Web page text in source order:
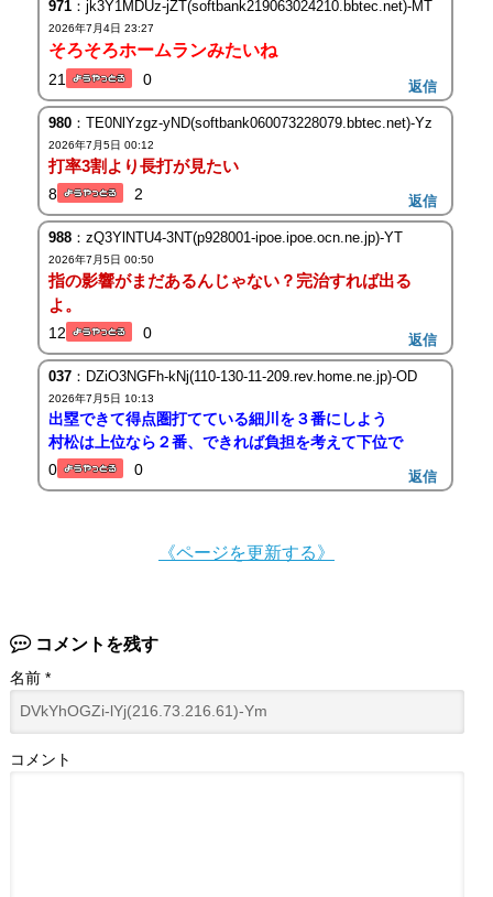
971：jk3Y1MDUz-jZT(softbank219063024210.bbtec.net)-MT
2026年7月4日 23:27
そろそろホームランみたいね
21 0 返信
980：TE0NlYzgz-yND(softbank060073228079.bbtec.net)-Yz
2026年7月5日 00:12
打率3割より長打が見たい
8 2 返信
988：zQ3YlNTU4-3NT(p928001-ipoe.ipoe.ocn.ne.jp)-YT
2026年7月5日 00:50
指の影響がまだあるんじゃない？完治すれば出る
よ。
12 0 返信
037：DZiO3NGFh-kNj(110-130-11-209.rev.home.ne.jp)-OD
2026年7月5日 10:13
出塁できて得点圏打てている細川を３番にしよう
村松は上位なら２番、できれば負担を考えて下位で
0
0 返信
《ページを更新する》
コメントを残す
名前 *
コメント